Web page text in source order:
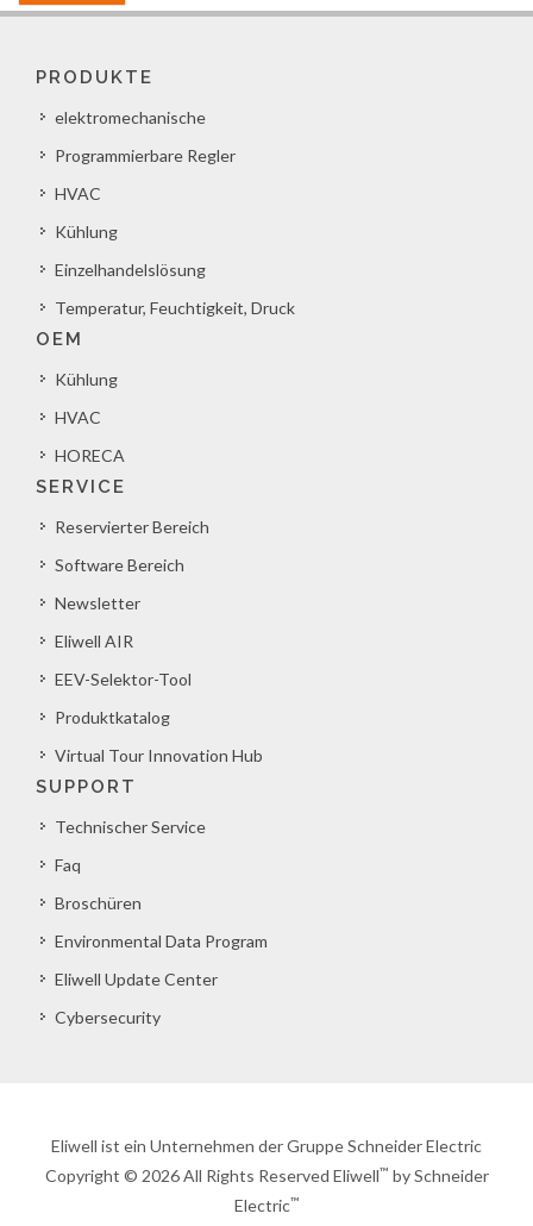
PRODUKTE
elektromechanische
Programmierbare Regler
HVAC
Kühlung
Einzelhandelslösung
Temperatur, Feuchtigkeit, Druck
OEM
Kühlung
HVAC
HORECA
SERVICE
Reservierter Bereich
Software Bereich
Newsletter
Eliwell AIR
EEV-Selektor-Tool
Produktkatalog
Virtual Tour Innovation Hub
SUPPORT
Technischer Service
Faq
Broschüren
Environmental Data Program
Eliwell Update Center
Cybersecurity
Eliwell ist ein Unternehmen der Gruppe Schneider Electric
Copyright © 2026 All Rights Reserved Eliwell™ by Schneider
Electric™